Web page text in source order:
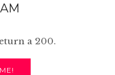
a 200.